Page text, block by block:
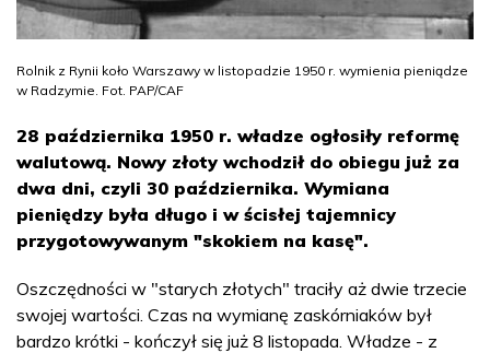
Rolnik z Rynii koło Warszawy w listopadzie 1950 r. wymienia pieniądze
w Radzymie. Fot. PAP/CAF
28 października 1950 r. władze ogłosiły reformę
walutową. Nowy złoty wchodził do obiegu już za
dwa dni, czyli 30 października. Wymiana
pieniędzy była długo i w ścisłej tajemnicy
przygotowywanym "skokiem na kasę".
Oszczędności w "starych złotych" traciły aż dwie trzecie
swojej wartości. Czas na wymianę zaskórniaków był
bardzo krótki - kończył się już 8 listopada. Władze - z